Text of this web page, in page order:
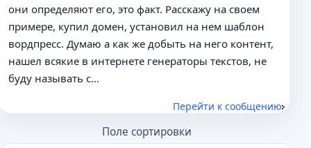
они определяют его, это факт. Расскажу на своем
примере, купил домен, установил на нем шаблон
вордпресс. Думаю а как же добыть на него контент,
нашел всякие в интернете генераторы текстов, не
буду называть с...
Перейти к сообщению
Поле сортировки